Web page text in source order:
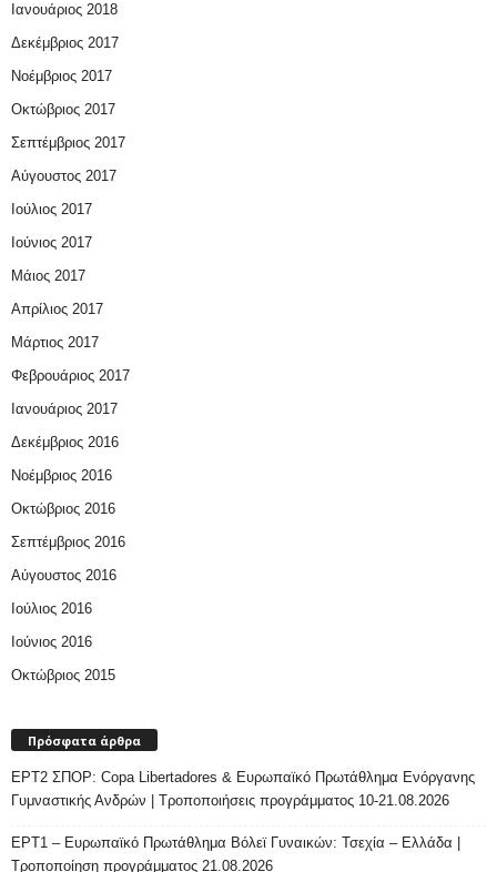
Ιανουάριος 2018
Δεκέμβριος 2017
Νοέμβριος 2017
Οκτώβριος 2017
Σεπτέμβριος 2017
Αύγουστος 2017
Ιούλιος 2017
Ιούνιος 2017
Μάιος 2017
Απρίλιος 2017
Μάρτιος 2017
Φεβρουάριος 2017
Ιανουάριος 2017
Δεκέμβριος 2016
Νοέμβριος 2016
Οκτώβριος 2016
Σεπτέμβριος 2016
Αύγουστος 2016
Ιούλιος 2016
Ιούνιος 2016
Οκτώβριος 2015
Πρόσφατα άρθρα
ΕΡΤ2 ΣΠΟΡ: Copa Libertadores & Ευρωπαϊκό Πρωτάθλημα Ενόργανης
Γυμναστικής Ανδρών | Τροποποιήσεις προγράμματος 10-21.08.2026
ΕΡΤ1 – Ευρωπαϊκό Πρωτάθλημα Βόλεϊ Γυναικών: Τσεχία – Ελλάδα |
Τροποποίηση προγράμματος 21.08.2026